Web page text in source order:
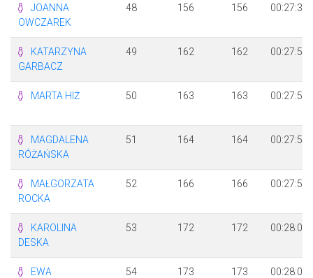
JOANNA
OWCZAREK
48 156 156 00:27:36
KATARZYNA
GARBACZ
49 162 162 00:27:50
MARTA HIŻ 50 163 163 00:27:50
MAGDALENA
RÓŻAŃSKA
51 164 164 00:27:53
MAŁGORZATA
ROCKA
52 166 166 00:27:56
KAROLINA
DESKA
53 172 172 00:28:02
EWA
54 173 173 00:28:02